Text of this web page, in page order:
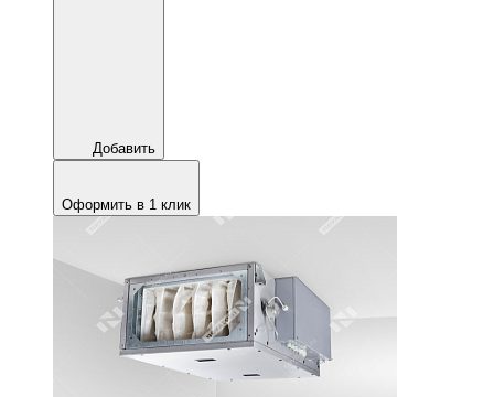
Добавить
Оформить в 1 клик